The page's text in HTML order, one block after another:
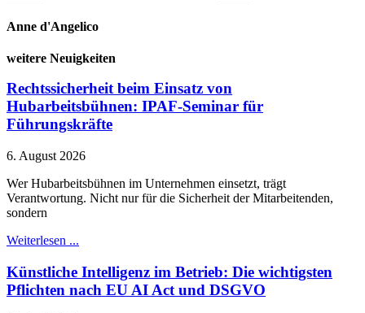
Anne d'Angelico
weitere Neuigkeiten
Rechtssicherheit beim Einsatz von
Hubarbeitsbühnen: IPAF-Seminar für
Führungskräfte
6. August 2026
Wer Hubarbeitsbühnen im Unternehmen einsetzt, trägt
Verantwortung. Nicht nur für die Sicherheit der Mitarbeitenden,
sondern
Weiterlesen ...
Künstliche Intelligenz im Betrieb: Die wichtigsten
Pflichten nach EU AI Act und DSGVO